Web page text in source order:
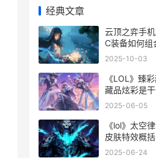
经典文章
云顶之弈手
C装备如何组
手机游戏排行
2025-10-03
《LOL》臻
藏品炫彩是
2025-06-05
《lol》太空
皮肤特效概
怎么选阵营
2025-06-24